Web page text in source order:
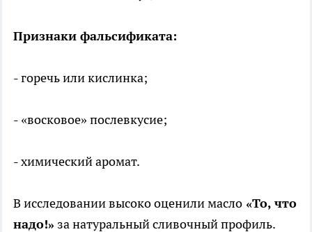
Признаки фальсификата:
- горечь или кислинка;
- «восковое» послевкусие;
- химический аромат.
В исследовании высоко оценили масло «То, что
надо!» за натуральный сливочный профиль.